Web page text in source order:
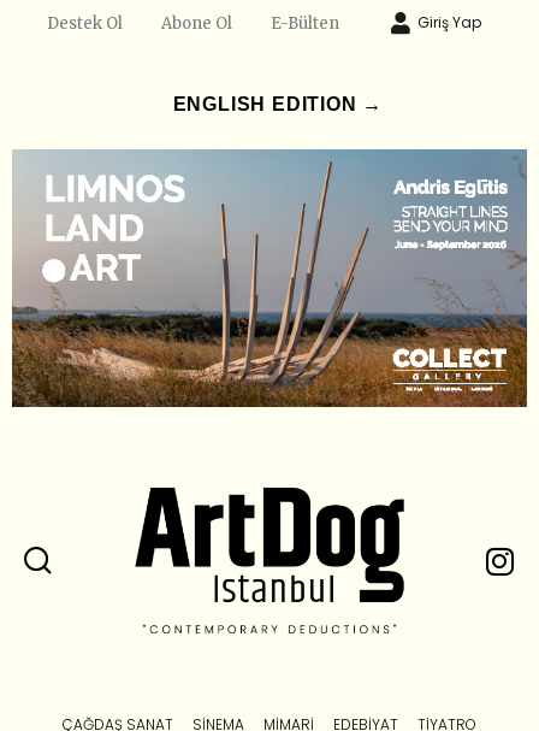
Destek Ol Abone Ol E-Bülten Giriş Yap
ENGLISH EDITION →
ÇAĞDAŞ SANAT SINEMA MIMARI EDEBIYAT
TIYATRO